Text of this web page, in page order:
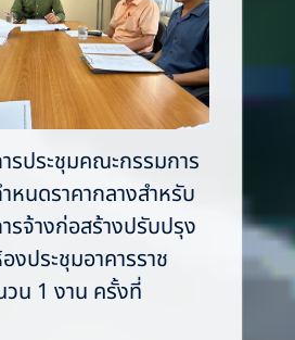
รประชุมคณะกรรมการ
หนดราคากลางสำหรับ
รจ้างก่อสร้างปรับปรุง
งประชุมอาคารราช
น 1 งาน ครั้งที่